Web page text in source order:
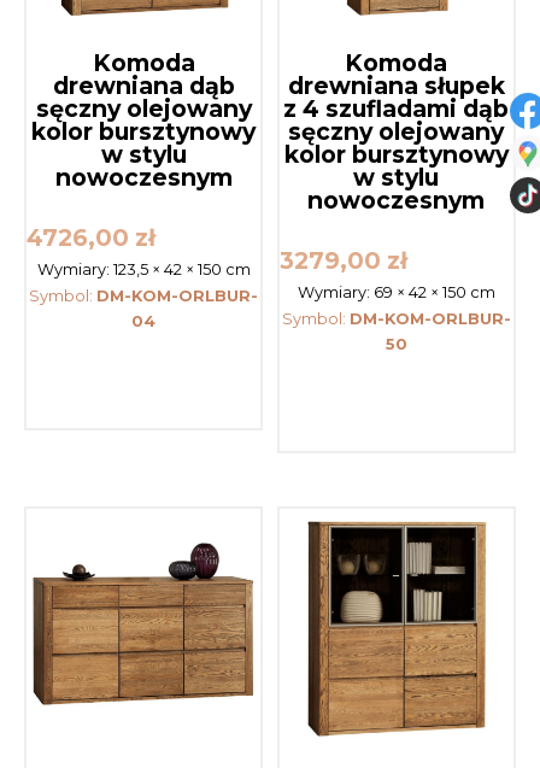
Komoda
drewniana dąb
sęczny olejowany
kolor bursztynowy
w stylu
nowoczesnym
4726,00 zł
Wymiary: 123,5 × 42 × 150 cm
Symbol: DM-KOM-ORLBUR-
04
Komoda
drewniana słupek
z 4 szufladami dąb
sęczny olejowany
kolor bursztynowy
w stylu
nowoczesnym
3279,00 zł
Wymiary: 69 × 42 × 150 cm
Symbol: DM-KOM-ORLBUR-
50